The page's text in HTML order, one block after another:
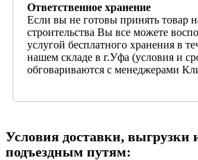
Ответственное хранение
Если вы не готовы принять товар
строительства Вы все можете
услугой бесплатного хранения в
нашем складе в г.Уфа (условия и
обговариваются с менеджерами
Условия доставки, выгрузки
подъездным путям: